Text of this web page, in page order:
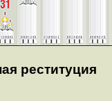
реституция